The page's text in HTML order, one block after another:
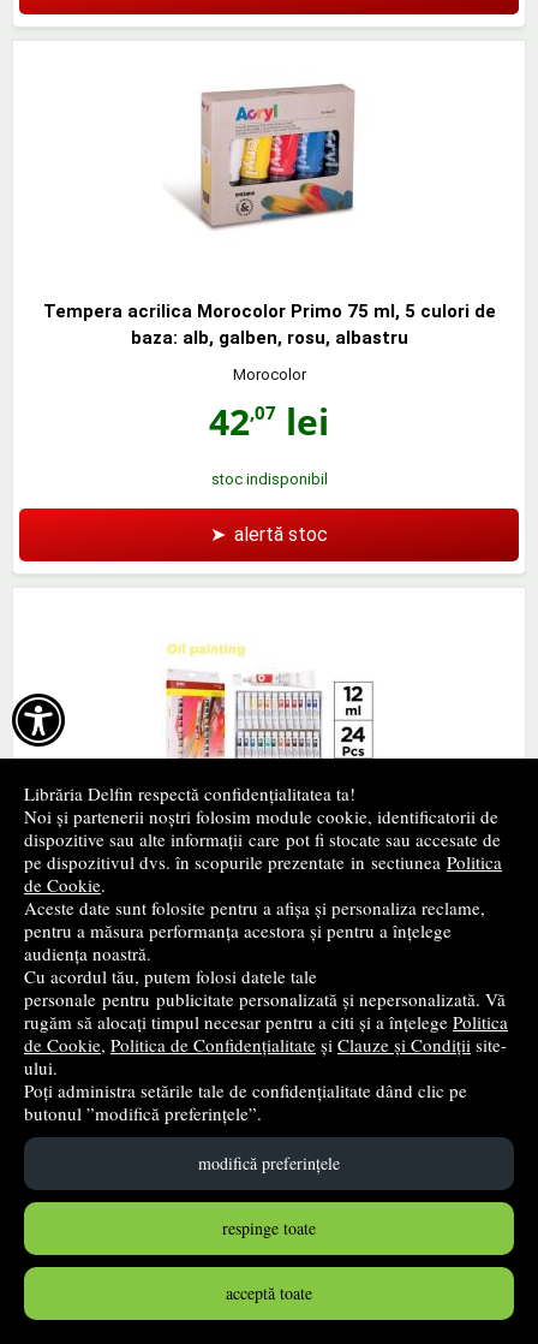

Librăria Delfin respectă confidențialitatea ta!
Noi și partenerii noștri folosim module cookie, identificatorii de
dispozitive sau alte informații care pot fi stocate sau accesate de
pe dispozitivul dvs. în scopurile prezentate in sectiunea Politica
de Cookie.
Aceste date sunt folosite pentru a afișa și personaliza reclame,
pentru a măsura performanța acestora și pentru a înțelege
audiența noastră.
Cu acordul tău, putem folosi datele tale
personale pentru publicitate personalizată și nepersonalizată. Vă
rugăm să alocați timpul necesar pentru a citi și a înțelege Politica
de Cookie, Politica de Confidențialitate și Clauze și Condiții site-
ului.
Poți administra setările tale de confidențialitate dând clic pe
butonul ”modifică preferințele”.
modifică preferințele
respinge toate
acceptă toate
Tempera acrilica Morocolor Primo 75 ml, 5 culori de
baza: alb, galben, rosu, albastru
Morocolor
42,07 lei
stoc indisponibil
➤ alertă stoc
Set 24 tempera ulei Main Paper, 12 ml
39,90lei
stoc indisponibil
➤ alertă stoc